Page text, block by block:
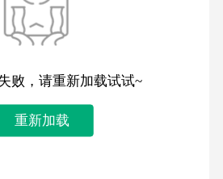
败，请重新加载试试~
重新加载